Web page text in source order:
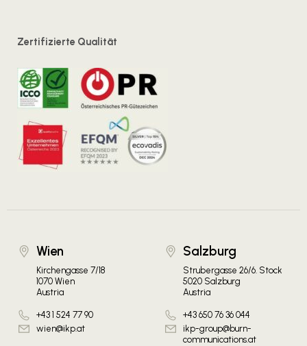
Zertifizierte Qualität
Wien
Kirchengasse 7/18
1070 Wien
Austria
+43 1 524 77 90
wien@ikp.at
Salzburg
Strubergasse 26/6. Stock
5020 Salzburg
Austria
+43 650 76 36 044
ikp-group@burn-
communications.at